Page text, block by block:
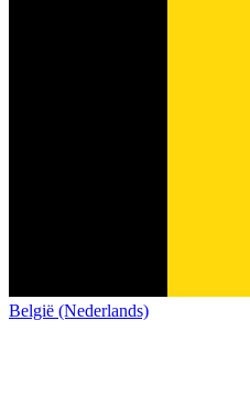
België (Nederlands)